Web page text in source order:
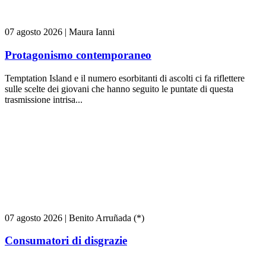
07 agosto 2026 | Maura Ianni
Protagonismo contemporaneo
Temptation Island e il numero esorbitanti di ascolti ci fa riflettere
sulle scelte dei giovani che hanno seguito le puntate di questa
trasmissione intrisa...
07 agosto 2026 | Benito Arruñada (*)
Consumatori di disgrazie